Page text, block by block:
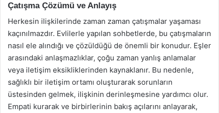
Çatışma Çözümü ve Anlayış
Herkesin ilişkilerinde zaman zaman çatışmalar yaşaması
kaçınılmazdır. Evlilerle yapılan sohbetlerde, bu çatışmaların
nasıl ele alındığı ve çözüldüğü de önemli bir konudur. Eşler
arasındaki anlaşmazlıklar, çoğu zaman yanlış anlamalar
veya iletişim eksikliklerinden kaynaklanır. Bu nedenle,
sağlıklı bir iletişim ortamı oluşturarak sorunların
üstesinden gelmek, ilişkinin derinleşmesine yardımcı olur.
Empati kurarak ve birbirlerinin bakış açılarını anlayarak,